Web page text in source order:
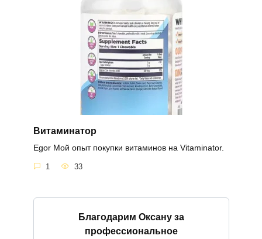
Витаминатор
Egor Мой опыт покупки витаминов на Vitaminator.
1 33
Благодарим Оксану за
профессиональное